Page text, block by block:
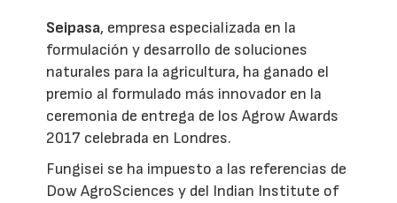
Seipasa, empresa especializada en la
formulación y desarrollo de soluciones
naturales para la agricultura, ha ganado el
premio al formulado más innovador en la
ceremonia de entrega de los Agrow Awards
2017 celebrada en Londres.
Fungisei se ha impuesto a las referencias de
Dow AgroSciences y del Indian Institute of